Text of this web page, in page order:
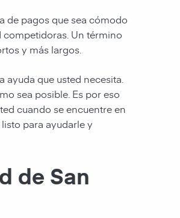
de pagos que sea cómodo
competidoras. Un término
y más largos.
que usted necesita.
sea posible. Es por eso
cuando se encuentre en
para ayudarle y
de San